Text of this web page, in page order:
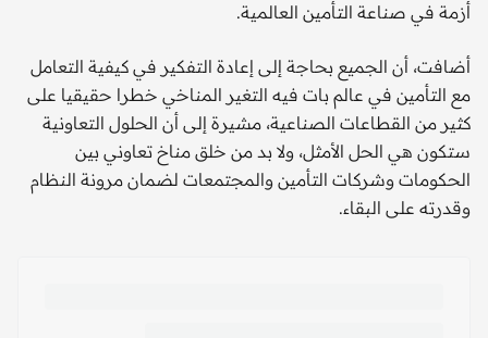
أزمة في صناعة التأمين العالمية.
أضافت، أن الجميع بحاجة إلى إعادة التفكير في كيفية التعامل
مع التأمين في عالم بات فيه التغير المناخي خطرا حقيقيا على
كثير من القطاعات الصناعية، مشيرة إلى أن الحلول التعاونية
ستكون هي الحل الأمثل، ولا بد من خلق مناخ تعاوني بين
الحكومات وشركات التأمين والمجتمعات لضمان مرونة النظام
وقدرته على البقاء.